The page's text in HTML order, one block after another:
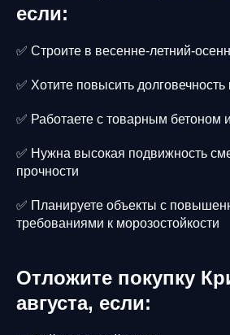
если:
✅ Строите в весенне-летний-
✅ Хотите повысить долговечность
✅ Работаете с товарным бетоном
✅ Нужна высокая подвижность
прочности
✅ Планируете объекты с
требованиями к морозостойкости
Отложите покупку
августа, если: